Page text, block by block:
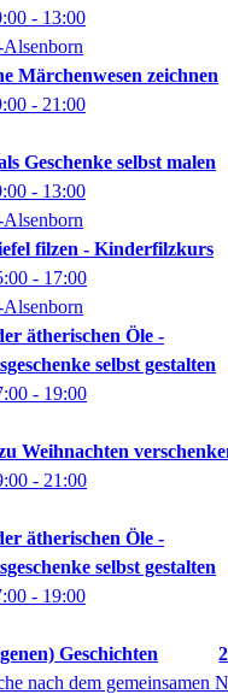
- 13:00
Märchenwesen zeichnen
- 21:00
Geschenke selbst malen
- 13:00
filzen - Kinderfilzkurs
- 17:00
ätherischen Öle -
selbst gestalten
- 19:00
Weihnachten
- 21:00
ätherischen Öle -
selbst gestalten
- 19:00
Geschichten
nach dem gemeinsamen